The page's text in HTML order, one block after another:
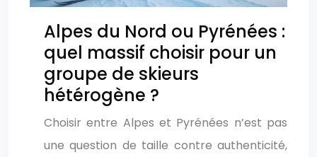
Alpes du Nord ou Pyrénées :
quel massif choisir pour un
groupe de skieurs
hétérogène ?
Choisir entre Alpes et Pyrénées n’est pas
une question de taille contre authenticité,